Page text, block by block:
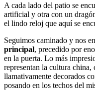
A cada lado del patio se
artificial y otra con un
el lindo reloj que aquí se
Seguimos caminado y nos
principal, precedido por
en la puerta. Lo más
representan la cultura
llamativamente decorados
posando en los techos del